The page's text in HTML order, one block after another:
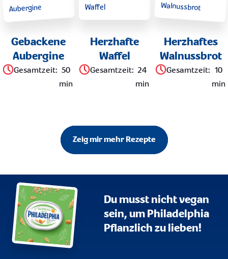
Gebackene
Aubergine
Gesamtzeit: 50
min
Herzhafte
Waffel
Gesamtzeit: 24
min
Herzhaftes
Walnussbrot
Gesamtzeit: 10
min
Zeig mir mehr Rezepte
Du musst nicht vegan
sein, um Philadelphia
Pflanzlich zu lieben!